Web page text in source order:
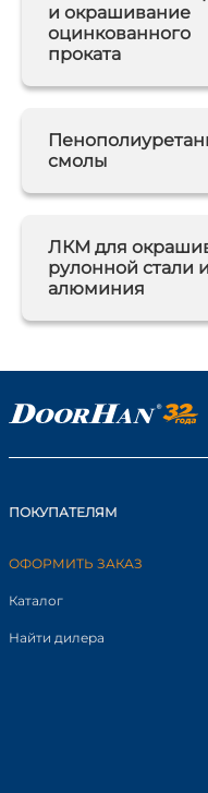
и окрашивание
оцинкованного
проката
смолы
ЛКМ для
рулонной стали и
алюминия
ПОКУПАТЕЛЯМ
ОФОРМИТЬ ЗАКАЗ
Каталог
Найти дилера